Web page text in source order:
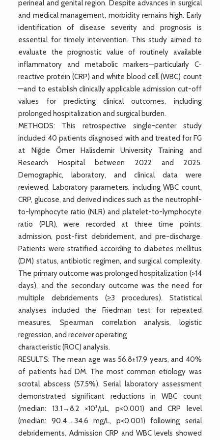
perineal and genital region. Despite advances in surgical
and medical management, morbidity remains high. Early
identification of disease severity and prognosis is
essential for timely intervention. This study aimed to
evaluate the prognostic value of routinely available
inflammatory and metabolic markers—particularly C-
reactive protein (CRP) and white blood cell (WBC) count
—and to establish clinically applicable admission cut-off
values for predicting clinical outcomes, including
prolonged hospitalization and surgical burden.
METHODS: This retrospective single-center study
included 40 patients diagnosed with and treated for FG
at Niğde Ömer Halisdemir University Training and
Research Hospital between 2022 and 2025.
Demographic, laboratory, and clinical data were
reviewed. Laboratory parameters, including WBC count,
CRP, glucose, and derived indices such as the neutrophil-
to-lymphocyte ratio (NLR) and platelet-to-lymphocyte
ratio (PLR), were recorded at three time points:
admission, post-first debridement, and pre-discharge.
Patients were stratified according to diabetes mellitus
(DM) status, antibiotic regimen, and surgical complexity.
The primary outcome was prolonged hospitalization (>14
days), and the secondary outcome was the need for
multiple debridements (≥3 procedures). Statistical
analyses included the Friedman test for repeated
measures, Spearman correlation analysis, logistic
regression, and receiver operating
characteristic (ROC) analysis.
RESULTS: The mean age was 56.8±17.9 years, and 40%
of patients had DM. The most common etiology was
scrotal abscess (57.5%). Serial laboratory assessment
demonstrated significant reductions in WBC count
(median: 13.1→8.2 ×10³/µL, p<0.001) and CRP level
(median: 90.4→34.6 mg/L, p<0.001) following serial
debridements. Admission CRP and WBC levels showed